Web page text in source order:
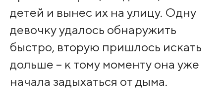
детей и вынес их на улицу. Одну
девочку удалось обнаружить
быстро, вторую пришлось искать
дольше – к тому моменту она уже
начала задыхаться от дыма.